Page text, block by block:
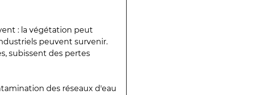
: la végétation peut
peuvent survenir.
subissent des pertes
des réseaux d'eau